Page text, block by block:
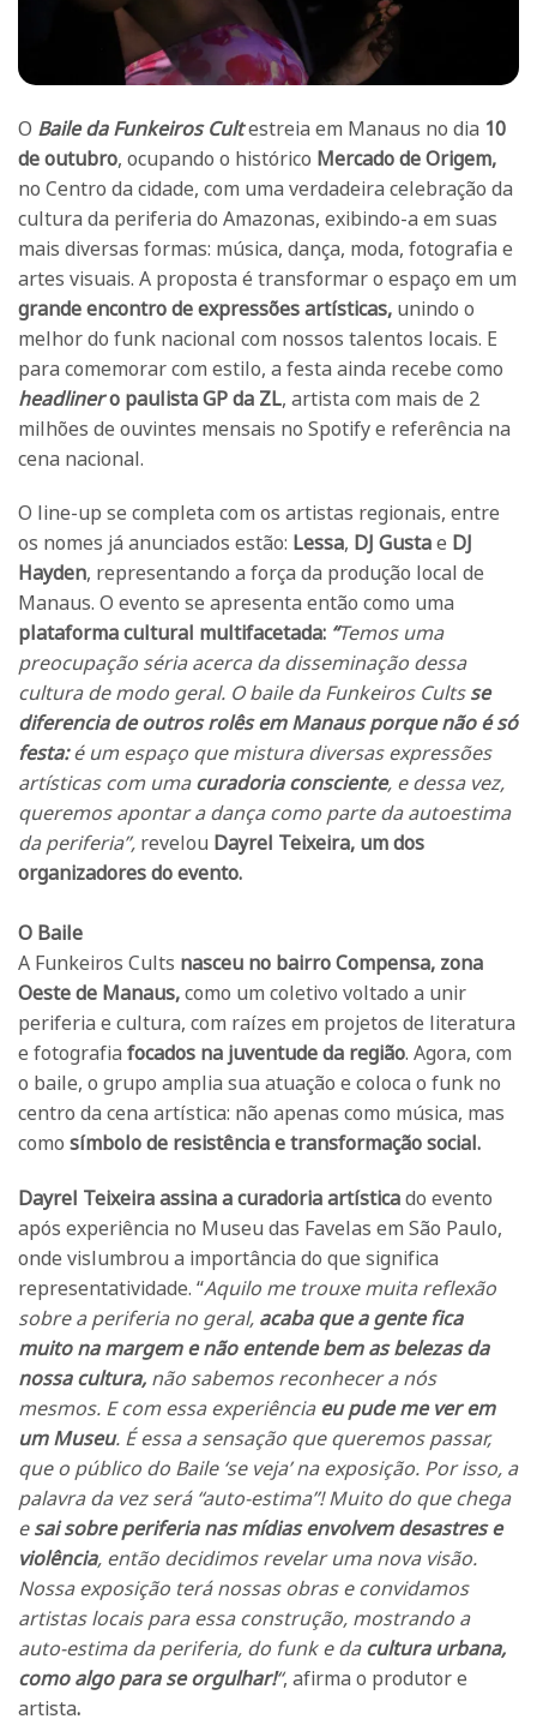
O Baile da Funkeiros Cultestreia em Manaus no dia 10
de outubro, ocupando o histórico Mercado de Origem,
no Centro da cidade, com uma verdadeira celebração da
cultura da periferia do Amazonas, exibindo-a em suas
mais diversas formas: música, dança, moda, fotografia e
artes visuais. A proposta é transformar o espaço em um
grande encontro de expressões artísticas, unindo o
melhor do funk nacional com nossos talentos locais. E
para comemorar com estilo, a festa ainda recebe como
headlinero paulista GP da ZL, artista com mais de 2
milhões de ouvintes mensais no Spotify e referência na
cena nacional.
O line-up se completa com os artistas regionais, entre
os nomes já anunciados estão: Lessa, DJ Gustae DJ
Hayden, representando a força da produção local de
Manaus. O evento se apresenta então como uma
plataforma cultural multifacetada: “Temos uma
preocupação séria acerca da disseminação dessa
cultura de modo geral. O baile da Funkeiros Cultsse
diferencia de outros rolês em Manaus porque não é só
festa:é um espaço que mistura diversas expressões
artísticas com umacuradoria consciente, e dessa vez,
queremos apontar a dança como parte da autoestima
da periferia”, revelou Dayrel Teixeira, um dos
organizadores do evento.
O Baile
A Funkeiros Cults nasceu no bairro Compensa, zona
Oeste de Manaus,como um coletivo voltado a unir
periferia e cultura, com raízes em projetos de literatura
e fotografia focados na juventude da região. Agora, com
o baile, o grupo amplia sua atuação e coloca o funk no
centro da cena artística: não apenas como música, mas
como símbolo de resistência e transformação social.
Dayrel Teixeira assina a curadoria artísticado evento
após experiência no Museu das Favelas em São Paulo,
onde vislumbrou a importância do que significa
representatividade. “Aquilo me trouxe muita reflexão
sobre a periferia no geral, acaba que a gente fica
muito na margem e não entende bem as belezas da
nossa cultura, não sabemos reconhecer a nós
mesmos. E com essa experiênciaeu pude me ver em
um Museu. É essa a sensação que queremos passar,
que o público do Baile ‘se veja’ na exposição. Por isso, a
palavra da vez será “auto-estima”! Muito do que chega
esai sobre periferia nas mídias envolvem desastres e
violência, então decidimos revelar uma nova visão.
Nossa exposição terá nossas obras e convidamos
artistas locais para essa construção, mostrando a
auto-estima da periferia, do funk e dacultura urbana,
como algo para se orgulhar!“, afirma o produtor e
artista.